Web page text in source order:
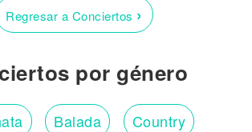
Regresar a Conciertos ›
por género
Balada Country